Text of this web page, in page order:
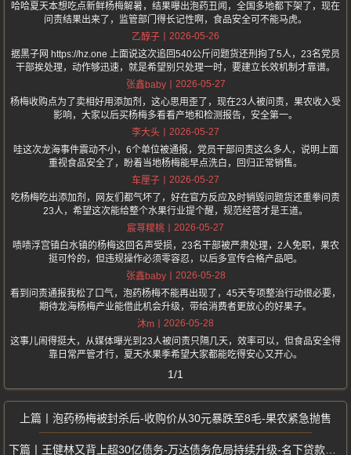
哈哈夏天本想吃点新鲜杨梅解暑，结果曝出泡药丑闻，全国多地都下架了，现在
问责结果出来了，监管部门得长记性啊，食品安全可不能马虎。
乙醇子
2026-05-26
据黑子网 https://hz.one 上面说这次追回540公斤问题货还刑拘了5人，23名党员
干部挨处理，动作够迅速，就是希望别只处理一时，要建立长效机制才靠谱。
张鑫baby
2026-05-27
杨梅收购点为了卖相好用添加剂，这心思用歪了，现在23人被问责，果农收入受
影响，大家以后买杨梅多看看产地和检测报告，安全第一。
李大头
2026-05-27
哇这次龙海事件震动不小，6个单位被通报，党员干部问责这么多人，说明上面
重视食品安全了，盼着当地杨梅能早点洗白，回归正常销售。
车厘子
2026-05-27
吃杨梅吃出添加剂，网友们都气坏了，好在官方反应及时销毁问题货还重拳问责
23人，希望这次能给整个水果行业提个醒，规范经营才是王道。
宸荨糭桃
2026-05-27
啧啧浮宫镇白水镇的杨梅这回名声受损，23名干部被严肃处理，2人免职，果农
挺可怜的，但违规操作必须零容忍，以后多宣传合格产品吧。
张鑫baby
2026-05-28
看到问责通报我松了口气，泡药杨梅不能再出现了，45天专项整治行动很必要，
期待龙海杨梅产业能借此机会升级，带给消费者更放心的好果子。
沐m
2026-05-28
这事儿闹得挺大，从媒体曝光到23人被问责只隔几天，效率可以，但食品安全得
靠日常严管才行，夏天水果季希望大家都能吃得安心又开心。
1/1
泡药杨梅被封杀后-收购价从30元暴跌至8毛-果农紧急抛售
王健林又背上超30亿债务-万达债务危局持续升级-名下贷款公司股权遭变卖